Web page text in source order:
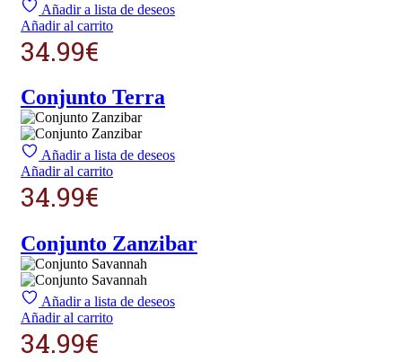
Añadir a lista de deseos
Añadir al carrito
34.99€
Conjunto Terra
Añadir a lista de deseos
Añadir al carrito
34.99€
Conjunto Zanzibar
Añadir a lista de deseos
Añadir al carrito
34.99€